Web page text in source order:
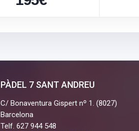
PÀDEL 7 SANT ANDREU
C/ Bonaventura Gispert nº 1. (8027)
Barcelona
Telf. 627 944 548